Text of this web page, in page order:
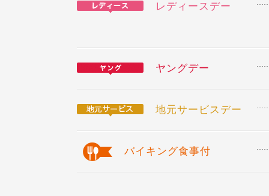
レディースデー
ヤングデー
地元サービスデー
バイキング食事付